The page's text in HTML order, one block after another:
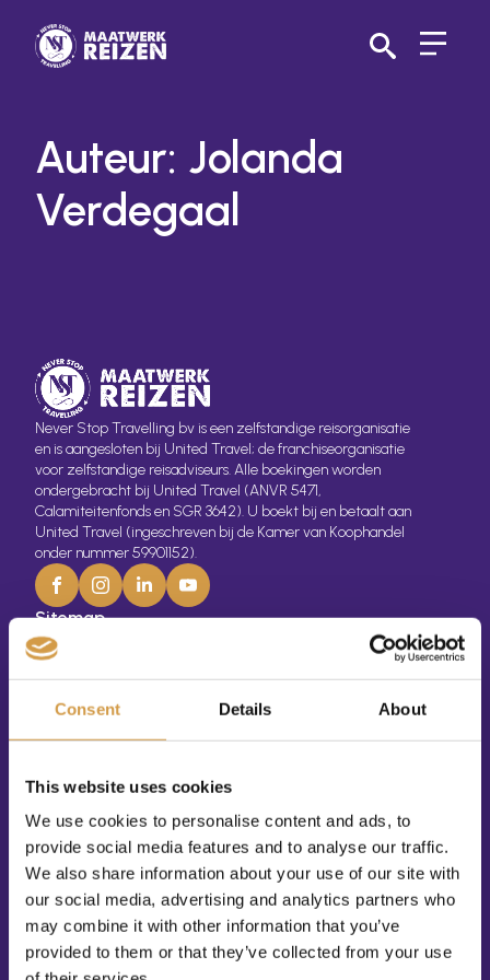
Consent Details About
This website uses cookies
We use cookies to personalise content and ads, to
provide social media features and to analyse our traffic.
We also share information about your use of our site with
our social media, advertising and analytics partners who
may combine it with other information that you’ve
provided to them or that they’ve collected from your use
Auteur: Jolanda
Verdegaal
Never Stop Travelling bv is een zelfstandige reisorganisatie
en is aangesloten bij United Travel; de franchiseorganisatie
voor zelfstandige reisadviseurs. Alle boekingen worden
ondergebracht bij United Travel (ANVR 5471,
Calamiteitenfonds en SGR 3642). U boekt bij en betaalt aan
United Travel (ingeschreven bij de Kamer van Koophandel
onder nummer 59901152).
Sitemap
Home
Contact
Persoonlijk Reisadvies
Bestemmingen
Afrika
Azië